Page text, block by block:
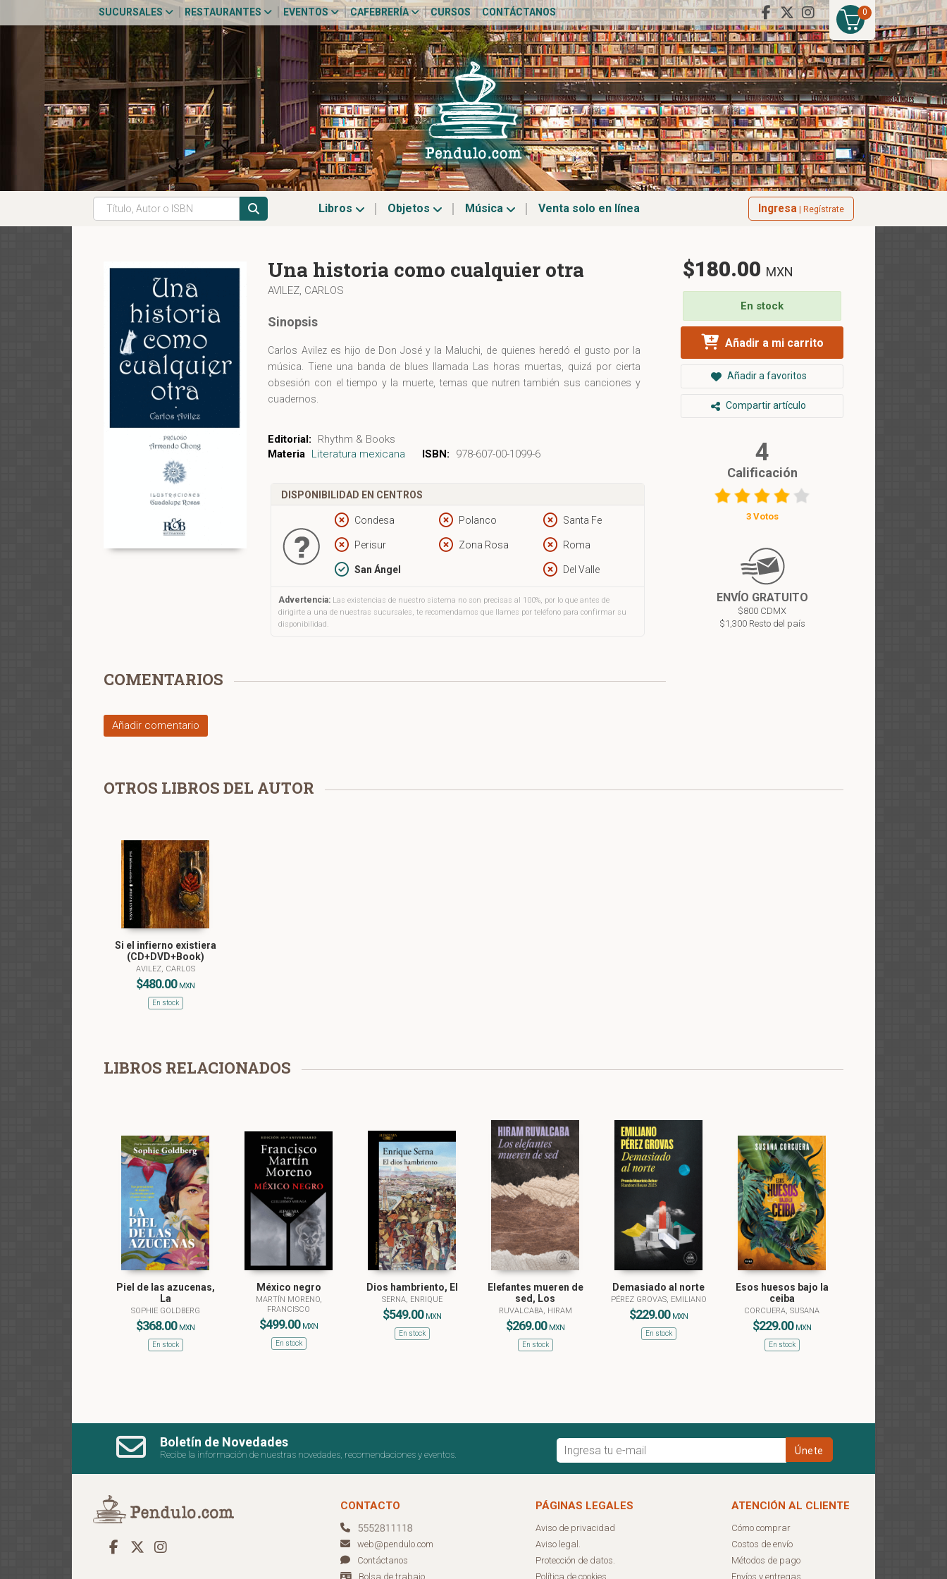
0
SUCURSALES RESTAURANTES EVENTOS CAFEBRERÍA CURSOS CONTÁCTANOS
Libros Objetos Música Venta solo en línea Ingresa | Regístrate
Una historia como cualquier otra
AVILEZ, CARLOS
Sinopsis
Carlos Avilez es hijo de Don José y la Maluchi, de quienes heredó el gusto por la
música. Tiene una banda de blues llamada Las horas muertas, quizá por cierta
obsesión con el tiempo y la muerte, temas que nutren también sus canciones y
cuadernos.
Editorial:
Rhythm & Books
Materia Literatura mexicana ISBN: 978-607-00-1099-6
DISPONIBILIDAD EN CENTROS
Condesa Polanco Santa Fe
Perisur Zona Rosa Roma
San Ángel Del Valle
Advertencia: Las existencias de nuestro sistema no son precisas al 100%, por lo que antes de
dirigirte a una de nuestras sucursales, te recomendamos que llames por teléfono para confirmar su
disponibilidad.
COMENTARIOS
Añadir comentario
$180.00 MXN
En stock
Añadir a mi carrito
Añadir a favoritos
Compartir artículo
4
Calificación
3 Votos
ENVÍO GRATUITO
$800 CDMX
$1,300 Resto del país
OTROS LIBROS DEL AUTOR
Si el infierno existiera
(CD+DVD+Book)
AVILEZ, CARLOS
$480.00 MXN
En stock
LIBROS RELACIONADOS
Piel de las azucenas,
La
SOPHIE GOLDBERG
$368.00 MXN
En stock
México negro
MARTÍN MORENO,
FRANCISCO
$499.00 MXN
En stock
Dios hambriento, El
SERNA, ENRIQUE
$549.00 MXN
En stock
Elefantes mueren de
sed, Los
RUVALCABA, HIRAM
$269.00 MXN
En stock
Demasiado al norte
PÉREZ GROVAS, EMILIANO
$229.00 MXN
En stock
Esos huesos bajo la
ceiba
CORCUERA, SUSANA
$229.00 MXN
En stock
Boletín de Novedades
Recibe la información de nuestras novedades, recomendaciones y eventos.
CONTACTO
web@pendulo.com
Contáctanos
Bolsa de trabajo
PÁGINAS LEGALES
Aviso de privacidad
Aviso legal.
Protección de datos.
Política de cookies
ATENCIÓN AL CLIENTE
Cómo comprar
Costos de envío
Métodos de pago
Envíos y entregas